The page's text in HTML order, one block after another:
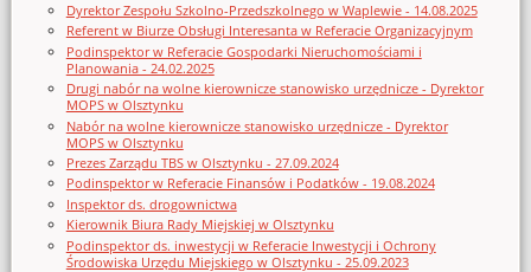
Dyrektor Zespołu Szkolno-Przedszkolnego w Waplewie - 14.08.2025
Referent w Biurze Obsługi Interesanta w Referacie Organizacyjnym
Podinspektor w Referacie Gospodarki Nieruchomościami i
Planowania - 24.02.2025
Drugi nabór na wolne kierownicze stanowisko urzędnicze - Dyrektor
MOPS w Olsztynku
Nabór na wolne kierownicze stanowisko urzędnicze - Dyrektor
MOPS w Olsztynku
Prezes Zarządu TBS w Olsztynku - 27.09.2024
Podinspektor w Referacie Finansów i Podatków - 19.08.2024
Inspektor ds. drogownictwa
Kierownik Biura Rady Miejskiej w Olsztynku
Podinspektor ds. inwestycji w Referacie Inwestycji i Ochrony
Środowiska Urzędu Miejskiego w Olsztynku - 25.09.2023